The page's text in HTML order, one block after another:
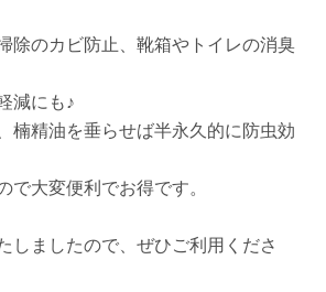
除のカビ防止、靴箱やトイレの消臭
減にも♪
楠精油を垂らせば半永久的に防虫効
で大変便利でお得です。
しましたので、ぜひご利用くださ